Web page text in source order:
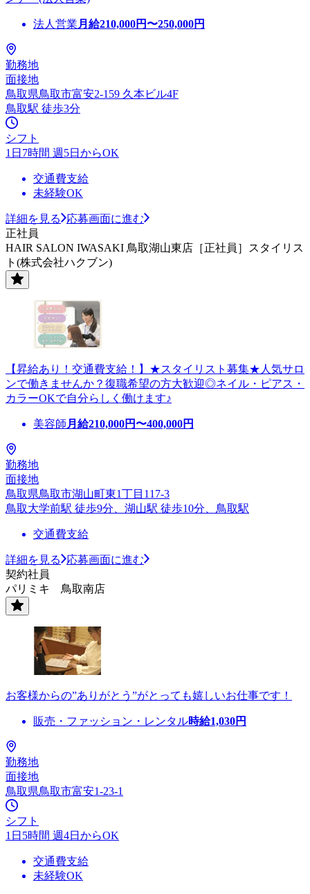
法人営業 月給210,000円〜250,000円
勤務地
面接地
鳥取県鳥取市富安2-159 久本ビル4F
鳥取駅 徒歩3分
シフト
1日7時間 週5日からOK
交通費支給
未経験OK
詳細を見る
応募画面に進む
正社員
HAIR SALON IWASAKI 鳥取湖山東店［正社員］スタイリス
ト(株式会社ハクブン)
【昇給あり！交通費支給！】★スタイリスト募集★人気サロ
ンで働きませんか？復職希望の方大歓迎◎ネイル・ピアス・
カラーOKで自分らしく働けます♪
美容師 月給210,000円〜400,000円
勤務地
面接地
鳥取県鳥取市湖山町東1丁目117-3
鳥取大学前駅 徒歩9分、湖山駅 徒歩10分、鳥取駅
交通費支給
詳細を見る
応募画面に進む
契約社員
パリミキ 鳥取南店
お客様からの”ありがとう”がとっても嬉しいお仕事です！
販売・ファッション・レンタル時給1,030円
勤務地
面接地
鳥取県鳥取市富安1-23-1
シフト
1日5時間 週4日からOK
交通費支給
未経験OK